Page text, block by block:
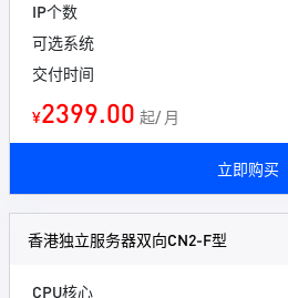
IP个数
可选系统
交付时间
¥2399.00 起/ 月
立即购买
香港独立服务器双向CN2-F型
CPU核心